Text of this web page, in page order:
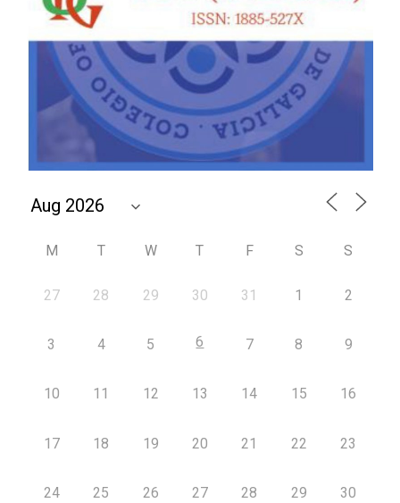
M T W T F S S
27 28 29 30 31 1 2
3 4 5 6 7 8 9
10 11 12 13 14 15 16
17 18 19 20 21 22 23
24 25 26 27 28 29 30